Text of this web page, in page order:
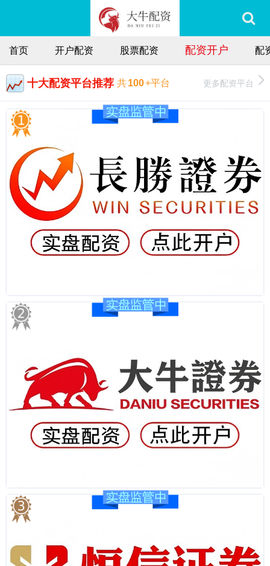
首页 开户配资 股票配资 配资开户 配
十大配资平台推荐 共100+平台 更多配资平台